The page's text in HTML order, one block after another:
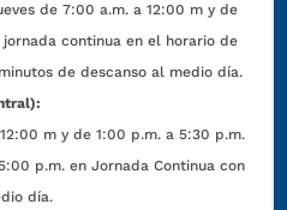
de 7:00 a.m. a 12:00 m y de
continua en el horario de
de descanso al medio día.
m y de 1:00 p.m. a 5:30 p.m.
en Jornada Continua con
día.